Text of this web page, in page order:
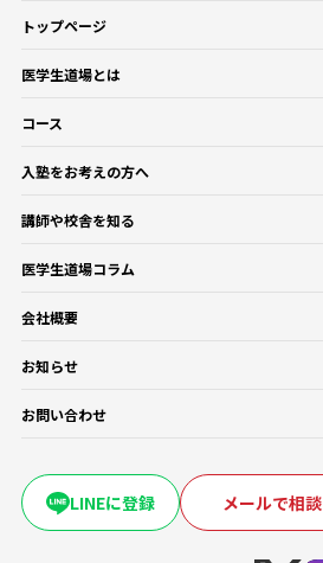
トップページ
医学生道場とは
口コミ・評判
コース
コース一覧
医学部基礎医学・生物学対策コース
医学部基礎医学・生物学対策コース
医学部CBT対策コース
医学部OSCE対策コース
卒業試験・医帰国家試験対策コース
海外医学部コース
医学部入学前生物学準備コース
入塾をお考えの方へ
入塾をお考えの方へ
よくある質問
講師や校舎を知る
講師・教務紹介
教務一覧
医学生道場コラム
会社概要
会社概要
お知らせ
お問い合わせ
LINEに登録 メールで相談